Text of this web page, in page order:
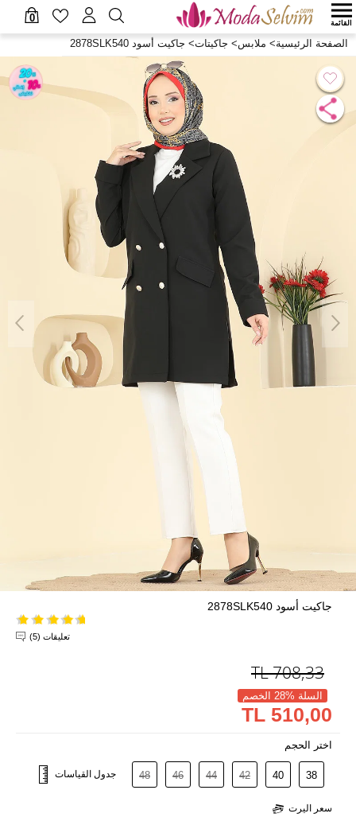
0 القائمة
الصفحة الرئيسية> ملابس> جاكيتات> جاكيت أسود 2878SLK540
جاكيت أسود 2878SLK540
تعليقات (5)
708,33
TL
السلة %28 الخصم
510,00 TL
اختر الحجم
38
40
42
44
46
48 جدول القياسات
سعر اليرت